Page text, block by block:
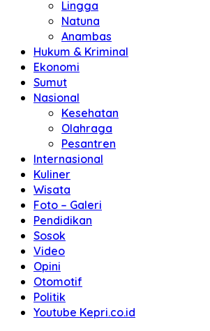
Lingga
Natuna
Anambas
Hukum & Kriminal
Ekonomi
Sumut
Nasional
Kesehatan
Olahraga
Pesantren
Internasional
Kuliner
Wisata
Foto – Galeri
Pendidikan
Sosok
Video
Opini
Otomotif
Politik
Youtube Kepri.co.id